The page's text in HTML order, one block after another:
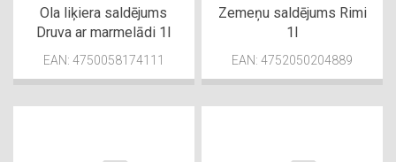
Ola liķiera saldējums
Druva ar marmelādi 1l
EAN: 4750058174111
Zemeņu saldējums Rimi
1l
EAN: 4752050204889